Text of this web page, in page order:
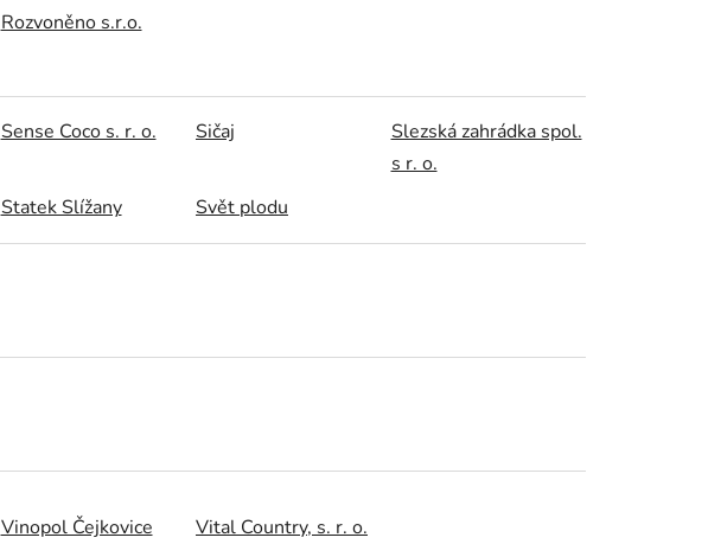
Rozvoněno s.r.o.
Sense Coco s. r. o. Sičaj
Slezská zahrádka spol.
s r. o.
Statek Slížany Svět plodu
Vinopol Čejkovice Vital Country, s. r. o.